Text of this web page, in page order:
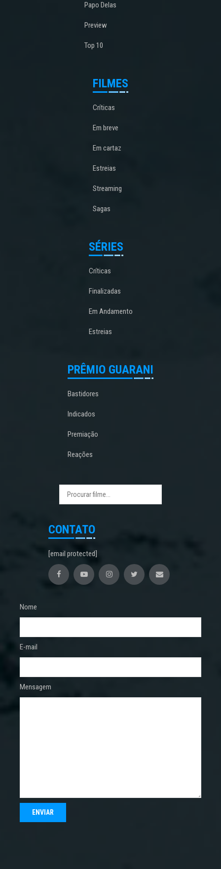
Papo Delas
Preview
Top 10
FILMES
Críticas
Em breve
Em cartaz
Estreias
Streaming
Sagas
SÉRIES
Críticas
Finalizadas
Em Andamento
Estreias
PRÊMIO GUARANI
Bastidores
Indicados
Premiação
Reações
CONTATO
[email protected]
Nome
E-mail
Mensagem